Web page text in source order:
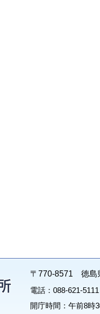
〒770-8571 徳島
電話：088-621-
開庁時間：午前8時